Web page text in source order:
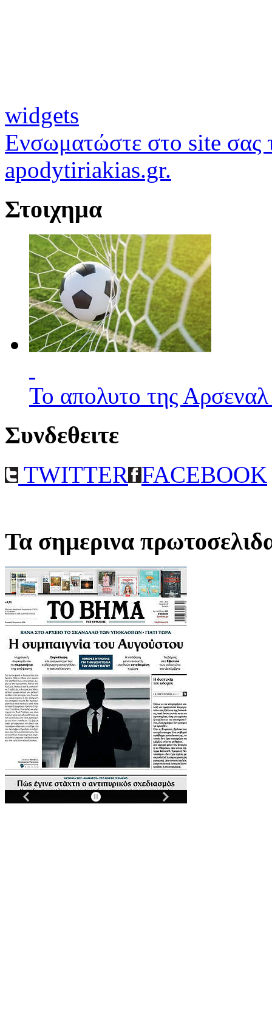
widgets
Ενσωματώστε στο site σας
apodytiriakias.gr.
Στοιχημα
Το απολυτο της
Συνδεθειτε
TWITTER FACEBOOK
Τα σημερινα